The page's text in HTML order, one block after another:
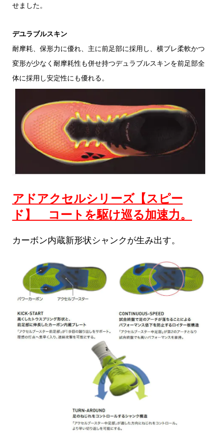
せました。
デユラブルスキン
耐摩耗、保形力に優れ、主に前足部に採用し、横ブレ柔軟かつ
変形が少なく耐摩耗性も併せ持つデュラブルスキンを前足部全
体に採用し安定性にも優れる。
アドアクセルシリーズ【スピー
ド】 コートを駆け巡る加速力。
カーボン内蔵新形状シャンクが生み出す。